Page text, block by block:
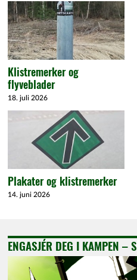
Klistremerker og
flyveblader
18. juli 2026
Plakater og klistremerker
14. juni 2026
ENGASJÉR DEG I KAMPEN –